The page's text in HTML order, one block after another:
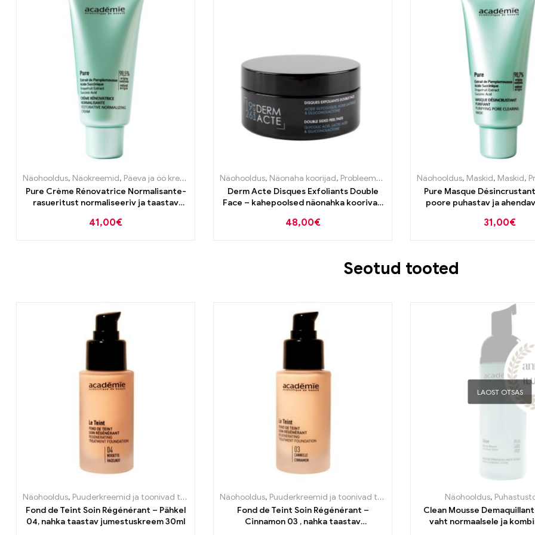
Näohooldus, Näokreemid, Päeva ja öö kreemid
Probleemse naha tooted
Pure Crème Rénovatrice Normalisante-
rasueritust normaliseeriv ja taastav
41,00€
Näohooldus, Näonaha koorijad, Probleemse naha tooted ,Puhastustooted,
Derm Acte Disques Exfoliants Double
Face – kahepoolsed näonahka koorivad
48,00€
Näohooldus, Maskid, Maskid,
Pure Masque
poore puhastav ja
31,00€
Seotud tooted
Näohooldus, Puuderkreemid ja toonivad tooted
Fond de Teint Soin Régénérant – Pähkel
04, nahka taastav jumestuskreem 30ml
Näohooldus, Puuderkreemid ja toonivad tooted
Fond de Teint Soin Régénérant –
Cinnamon 03 , nahka taastav
LAOST OTSAS
Näohooldus,
Clean Mousse
vaht normaalsele ja